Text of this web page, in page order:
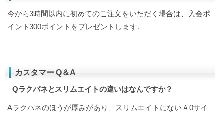
今から3時間以内に初めてのご注文をいただく場合は、入会ポ
イント300ポイントをプレゼントします。
カスタマー Q＆A
Qラクパネとスリムエイトの違いはなんですか？
Aラクパネのほうが厚みがあり、スリムエイトにないＡ0サイ